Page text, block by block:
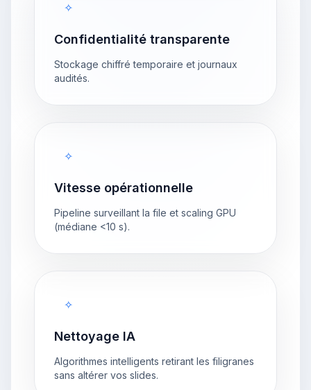
✧
Confidentialité transparente
Stockage chiffré temporaire et journaux
audités.
✧
Vitesse opérationnelle
Pipeline surveillant la file et scaling GPU
(médiane <10 s).
✧
Nettoyage IA
Algorithmes intelligents retirant les filigranes
sans altérer vos slides.